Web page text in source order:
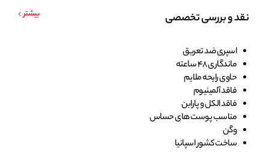
نقد و بررسی تخصصی بیشتر
اسپری ضد تعریق
ماندگاری 48 ساعته
حاوی رایحه ملایم
فاقد آلمینیوم
فاقد الکل و پارابن
مناسب پوست های حساس
وگن
ساخت کشور اسپانیا